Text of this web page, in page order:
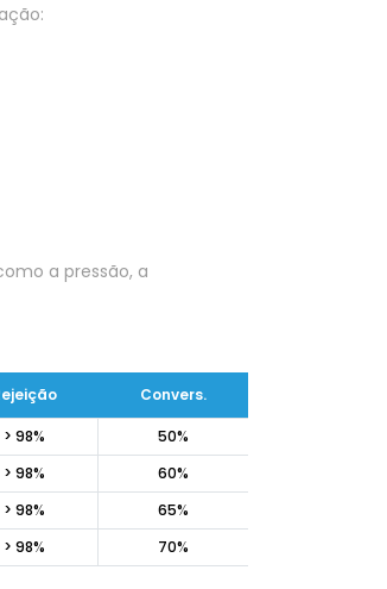
a pressão, a
Convers.
> 98%
50%
> 98%
60%
> 98%
65%
> 98% 70%